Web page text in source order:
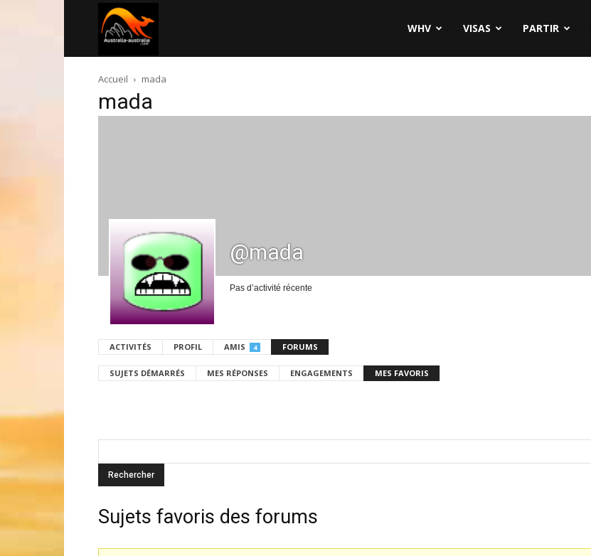
australie.com
WHV VISAS PARTIR
Accueil mada
mada
@mada
Pas d’activité récente
ACTIVITÉS PROFIL AMIS 4 FORUMS
SUJETS DÉMARRÉS MES RÉPONSES ENGAGEMENTS MES FAVORIS
Sujets favoris des forums